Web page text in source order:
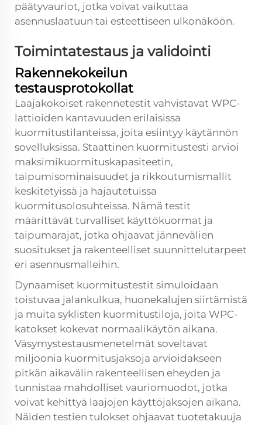
päätyvauriot, jotka voivat vaikuttaa
asennuslaatuun tai esteettiseen ulkonäköön.
Toimintatestaus ja validointi
Rakennekokeilun
testausprotokollat
Laajakokoiset rakennetestit vahvistavat WPC-
lattioiden kantavuuden erilaisissa
kuormitustilanteissa, joita esiintyy käytännön
sovelluksissa. Staattinen kuormitustesti arvioi
maksimikuormituskapasiteetin,
taipumisominaisuudet ja rikkoutumismallit
keskitetyissä ja hajautetuissa
kuormitusolosuhteissa. Nämä testit
määrittävät turvalliset käyttökuormat ja
taipumarajat, jotka ohjaavat jännevälien
suositukset ja rakenteelliset suunnittelutarpeet
eri asennusmalleihin.
Dynaamiset kuormitustestit simuloidaan
toistuvaa jalankulkua, huonekalujen siirtämistä
ja muita syklisten kuormitustiloja, joita WPC-
katokset kokevat normaalikäytön aikana.
Väsymystestausmenetelmät soveltavat
miljoonia kuormitusjaksoja arvioidakseen
pitkän aikavälin rakenteellisen eheyden ja
tunnistaa mahdolliset vauriomuodot, jotka
voivat kehittyä laajojen käyttöjaksojen aikana.
Näiden testien tulokset ohjaavat tuotetakuuja